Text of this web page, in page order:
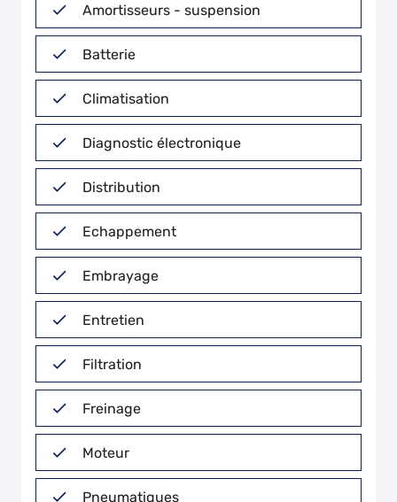
Amortisseurs - suspension
Batterie
Climatisation
Diagnostic électronique
Distribution
Echappement
Embrayage
Entretien
Filtration
Freinage
Moteur
Pneumatiques